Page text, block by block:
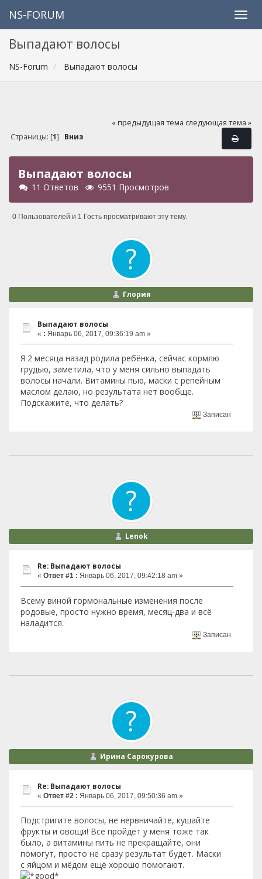
NS-FORUM
Выпадают волосы
NS-Forum Выпадают волосы
« предыдущая тема следующая тема »
Страницы: [1] Вниз
Выпадают волосы
11 Ответов 9551 Просмотров
0 Пользователей и 1 Гость просматривают эту тему.
Глория
Выпадают волосы
« : Январь 06, 2017, 09:36:19 am »
Я 2 месяца назад родила ребёнка, сейчас кормлю
грудью, заметила, что у меня сильно выпадать
волосы начали. Витамины пью, маски с репейным
маслом делаю, но результата нет вообще.
Подскажите, что делать?
Записан
Lenok
Re: Выпадают волосы
« Ответ #1 : Январь 06, 2017, 09:42:18 am »
Всему виной гормональные изменения после
родовые, просто нужно время, месяц-два и всё
наладится.
Записан
Ирина Сарокурова
Re: Выпадают волосы
« Ответ #2 : Январь 06, 2017, 09:50:36 am »
Подстригите волосы, не нервничайте, кушайте
фрукты и овощи! Всё пройдёт у меня тоже так
было, а витамины пить не прекращайте, они
помогут, просто не сразу результат будет. Маски
с яйцом и мёдом ещё хорошо помогают.